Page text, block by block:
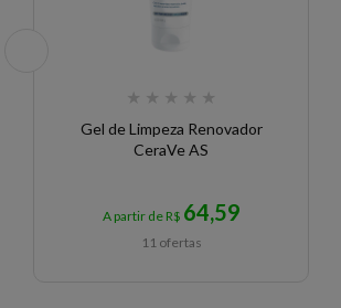
★ ★ ★ ★ ★
Gel de Limpeza Renovador
CeraVe AS
A partir de R$ 64,59
11 ofertas